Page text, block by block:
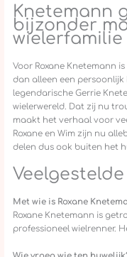
Knetemann
bijzonder
wielerfamilie
Voor Roxane Knetemann
dan alleen een
legendarische Gerrie
wielerwereld. Dat zij nu
maakt het verhaal voor
Roxane en Wim zijn nu
delen dus ook buiten het
Met wie is Roxane
Roxane Knetemann is
professioneel wielrenner.